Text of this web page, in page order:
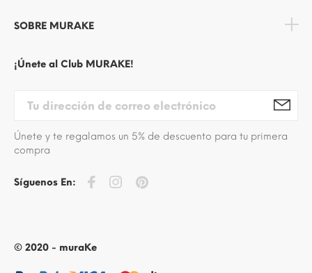
SOBRE MURAKE
¡Únete al Club MURAKE!
Únete y te regalamos un 5% de descuento para tu primera
compra
Síguenos En:
© 2020 - muraKe